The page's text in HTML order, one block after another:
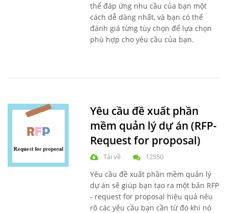
thể đáp ứng nhu cầu của bạn một
cách dễ dàng nhất, và bạn có thể
đánh giá từng tùy chọn để lựa chọn
phù hợp cho yêu cầu của bạn.
Yêu cầu đề xuất phần
mềm quản lý dự án (RFP-
Request for proposal)
Tải về 12550
Yêu cầu đề xuất phần mềm quản lý
dự án sẽ giúp bạn tạo ra một bản RFP
- request for proposal hiệu quả nêu
rõ các yêu cầu bạn cần từ đó khi nó